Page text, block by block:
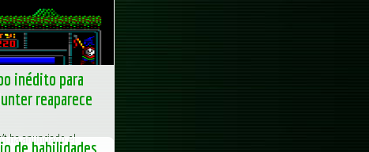
inédito para
reaparece
ha anunciado el
de habilidades